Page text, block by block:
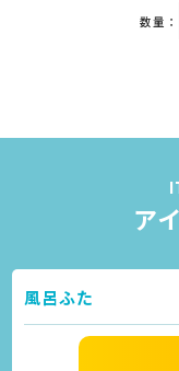
数量：
ア
風呂ふた